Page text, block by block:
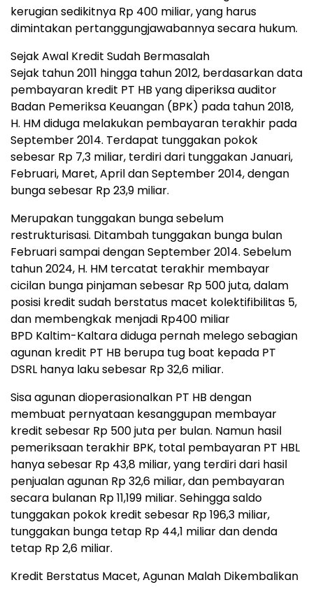
kerugian sedikitnya Rp 400 miliar, yang harus
dimintakan pertanggungjawabannya secara hukum.
Sejak Awal Kredit Sudah Bermasalah
Sejak tahun 2011 hingga tahun 2012, berdasarkan data
pembayaran kredit PT HB yang diperiksa auditor
Badan Pemeriksa Keuangan (BPK) pada tahun 2018,
H. HM diduga melakukan pembayaran terakhir pada
September 2014. Terdapat tunggakan pokok
sebesar Rp 7,3 miliar, terdiri dari tunggakan Januari,
Februari, Maret, April dan September 2014, dengan
bunga sebesar Rp 23,9 miliar.
Merupakan tunggakan bunga sebelum
restrukturisasi. Ditambah tunggakan bunga bulan
Februari sampai dengan September 2014. Sebelum
tahun 2024, H. HM tercatat terakhir membayar
cicilan bunga pinjaman sebesar Rp 500 juta, dalam
posisi kredit sudah berstatus macet kolektifibilitas 5,
dan membengkak menjadi Rp400 miliar
BPD Kaltim-Kaltara diduga pernah melego sebagian
agunan kredit PT HB berupa tug boat kepada PT
DSRL hanya laku sebesar Rp 32,6 miliar.
Sisa agunan dioperasionalkan PT HB dengan
membuat pernyataan kesanggupan membayar
kredit sebesar Rp 500 juta per bulan. Namun hasil
pemeriksaan terakhir BPK, total pembayaran PT HBL
hanya sebesar Rp 43,8 miliar, yang terdiri dari hasil
penjualan agunan Rp 32,6 miliar, dan pembayaran
secara bulanan Rp 11,199 miliar. Sehingga saldo
tunggakan pokok kredit sebesar Rp 196,3 miliar,
tunggakan bunga tetap Rp 44,1 miliar dan denda
tetap Rp 2,6 miliar.
Kredit Berstatus Macet, Agunan Malah Dikembalikan